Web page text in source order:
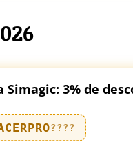
Simagic: 3% de
????